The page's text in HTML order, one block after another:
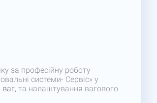
за професійну роботу
системи- Сервіс» у
ваг, та налаштування вагового